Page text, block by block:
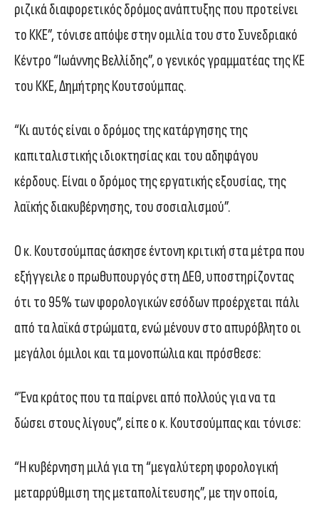
ριζικά διαφορετικός δρόμος ανάπτυξης που προτείνει
το ΚΚΕ”, τόνισε απόψε στην ομιλία του στο Συνεδριακό
Κέντρο “Ιωάννης Βελλίδης”, ο γενικός γραμματέας της ΚΕ
του ΚΚΕ, Δημήτρης Κουτσούμπας.
“Κι αυτός είναι ο δρόμος της κατάργησης της
καπιταλιστικής ιδιοκτησίας και του αδηφάγου
κέρδους. Είναι ο δρόμος της εργατικής εξουσίας, της
λαϊκής διακυβέρνησης, του σοσιαλισμού”.
Ο κ. Κουτσούμπας άσκησε έντονη κριτική στα μέτρα που
εξήγγειλε ο πρωθυπουργός στη ΔΕΘ, υποστηρίζοντας
ότι το 95% των φορολογικών εσόδων προέρχεται πάλι
από τα λαϊκά στρώματα, ενώ μένουν στο απυρόβλητο οι
μεγάλοι όμιλοι και τα μονοπώλια και πρόσθεσε:
“Ένα κράτος που τα παίρνει από πολλούς για να τα
δώσει στους λίγους”, είπε ο κ. Κουτσούμπας και τόνισε:
“Η κυβέρνηση μιλά για τη “μεγαλύτερη φορολογική
μεταρρύθμιση της μεταπολίτευσης”, με την οποία,